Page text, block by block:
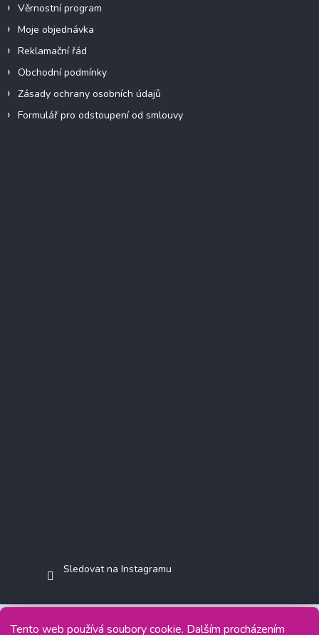
Tento web používá soubory cookie. Dalším procházením
Věrnostní program
Moje objednávka
Reklamační řád
Obchodní podmínky
Zásady ochrany osobních údajů
Formulář pro odstoupení od smlouvy
Sledovat na Instagramu